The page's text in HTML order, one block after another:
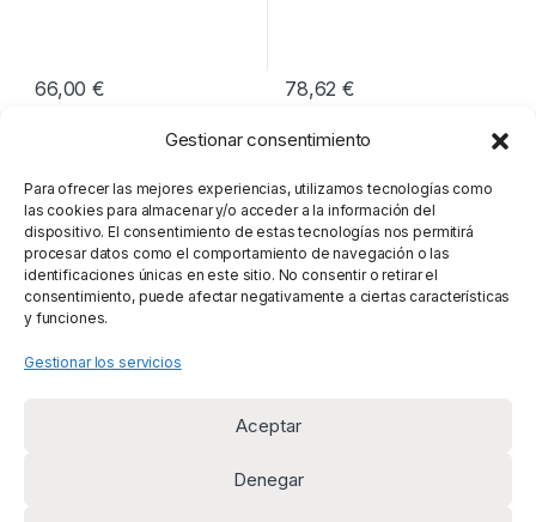
Gestionar consentimiento
Para ofrecer las mejores experiencias, utilizamos tecnologías como
las cookies para almacenar y/o acceder a la información del
dispositivo. El consentimiento de estas tecnologías nos permitirá
procesar datos como el comportamiento de navegación o las
identificaciones únicas en este sitio. No consentir o retirar el
consentimiento, puede afectar negativamente a ciertas características
y funciones.
Gestionar los servicios
Aceptar
Denegar
66,00€ 78,62€
Mostrando los 2 resultados